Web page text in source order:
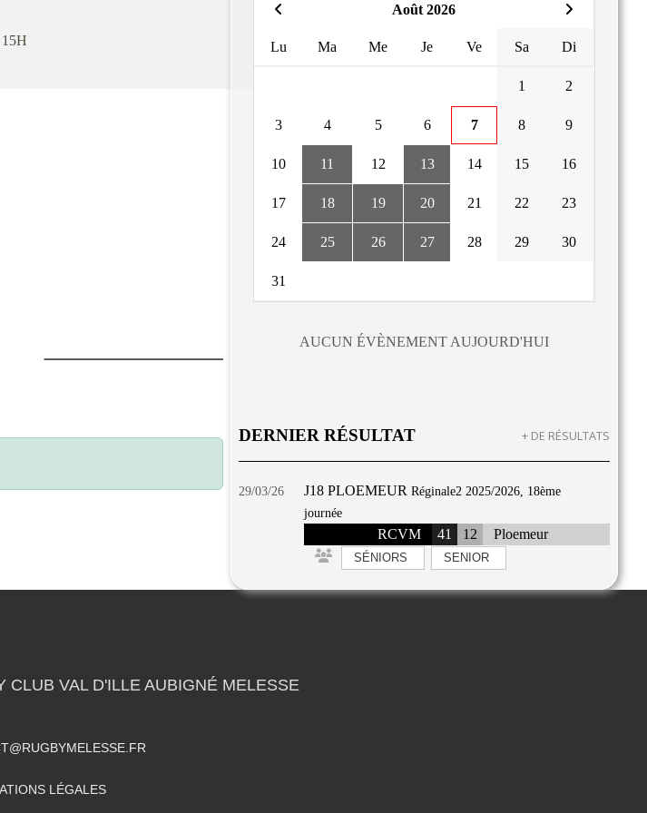
Août 2026
Lu Ma Me Je Ve Sa Di
1 2
3 4 5 6 7 8 9
10 11 12 13 14 15 16
17 18 19 20 21 22 23
24 25 26 27 28 29 30
31
AUCUN ÉVÈNEMENT AUJOURD'HUI
DERNIER RÉSULTAT
29/03/26 J18 PLOEMEUR Réginale2 2025/2026, 18ème
journée
RCVM 41 12 Ploemeur
SÉNIORS SENIOR
+ DE RÉSULTATS
CLUB VAL D'ILLE AUBIGNÉ MELESSE
LÉGALES